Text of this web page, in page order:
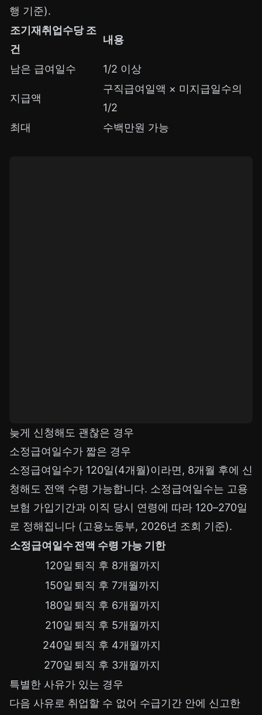
행 기준).
조기재취업수당 조
건
내용
남은 급여일수 1/2 이상
지급액
구직급여일액 × 미지급일수의
1/2
최대
수백만원 가능
늦게 신청해도 괜찮은 경우
소정급여일수가 짧은 경우
소정급여일수가 120일(4개월)이라면, 8개월 후에 신
청해도 전액 수령 가능합니다. 소정급여일수는 고용
보험 가입기간과 이직 당시 연령에 따라 120–270일
로 정해집니다 (고용노동부, 2026년 조회 기준).
소정급여일수전액 수령 가능 기한
120일 퇴직 후 8개월까지
150일 퇴직 후 7개월까지
180일 퇴직 후 6개월까지
210일 퇴직 후 5개월까지
240일 퇴직 후 4개월까지
270일 퇴직 후 3개월까지
특별한 사유가 있는 경우
다음 사유로 취업할 수 없어 수급기간 안에 신고한